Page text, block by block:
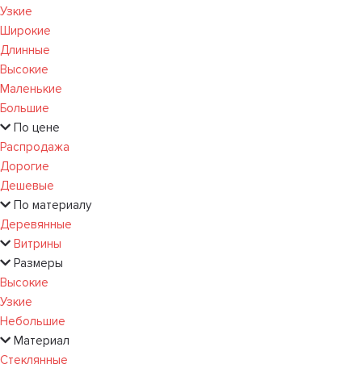
Узкие
Широкие
Длинные
Высокие
Маленькие
Большие
По цене
Распродажа
Дорогие
Дешевые
По материалу
Деревянные
Витрины
Размеры
Высокие
Узкие
Небольшие
Материал
Стеклянные